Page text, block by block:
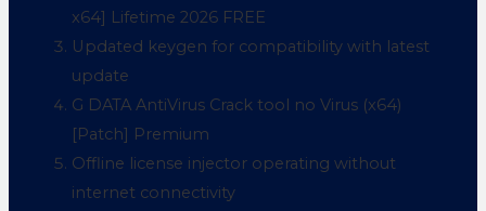
x64] Lifetime 2026 FREE
Updated keygen for compatibility with latest
update
G DATA AntiVirus Crack tool no Virus (x64)
[Patch] Premium
Offline license injector operating without
internet connectivity